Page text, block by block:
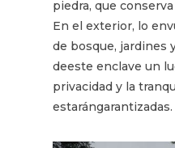
piedra, que
En el exterior, lo
de bosque, jardines
deeste enclave un
privacidad y la
estarángarantizadas.